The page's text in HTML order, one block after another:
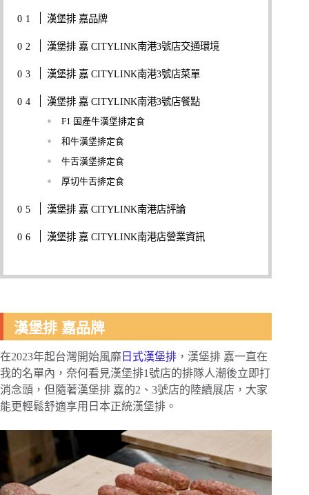
漢堡排 嘉品牌
漢堡排 嘉 CITYLINK南港3號店交通環境
漢堡排 嘉 CITYLINK南港3號店菜單
漢堡排 嘉 CITYLINK南港3號店餐點
F1 国產牛漢堡排定食
和牛漢堡排定食
牛舌漢堡排定食
厚切牛舌排定食
漢堡排 嘉 CITYLINK南港店評論
漢堡排 嘉 CITYLINK南港店營業資訊
漢堡排 嘉品牌
在2023年起台灣開始風靡 日式漢堡排 ，漢堡排 嘉一直在
我的名單內，奈何看見漢堡排1號店的排隊人潮後立即打
消念頭，但隨著漢堡排 嘉的2、3號店的陸續展店，大家
能更輕鬆舒適享用日本正統漢堡排。